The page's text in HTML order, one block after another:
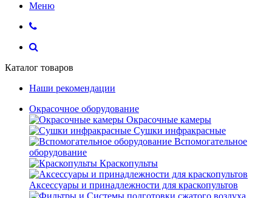
Меню
Каталог товаров
Наши рекомендации
Окрасочное оборудование
Окрасочные камеры
Сушки инфракрасные
Вспомогательное
оборудование
Краскопульты
Аксессуары и принадлежности для краскопультов